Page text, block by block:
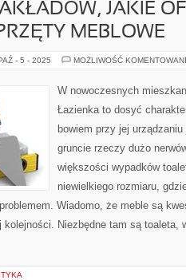
JAKIE
MEBLOWE
- 5 - 2025 MOŻLIWOŚĆ
W nowoczesnych
Łazienka to dosyć
bowiem przy jej
gruncie rzeczy dużo
większości wypadków
niewielkiego rozmiaru,
Wiadomo, że meble są
kolejności. Niezbędne tam są toaleta,